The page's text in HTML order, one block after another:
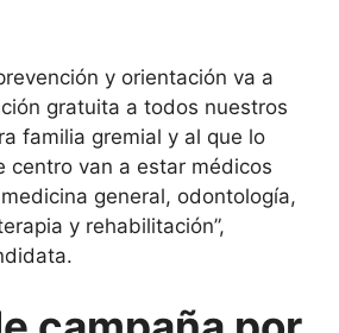
y orientación va a
gratuita a todos nuestros
familia gremial y al que lo
centro van a estar médicos
general, odontología,
y rehabilitación”,